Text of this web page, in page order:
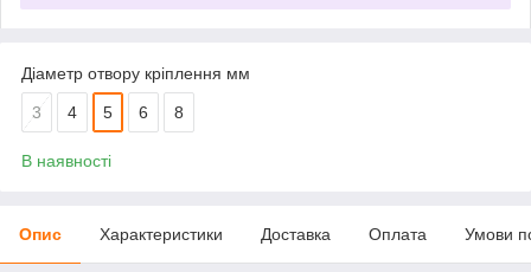
Діаметр отвору кріплення мм
3 4 5 6 8
В наявності
Опис Характеристики Доставка Оплата Умови